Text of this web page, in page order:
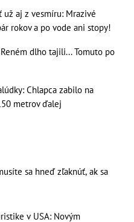
už aj z vesmíru: Mrazivé
rokov a po vode ani stopy!
Reném dlho tajili... Tomuto po
Chlapca zabilo na
metrov ďalej
sa hneď zľaknúť, ak sa
v USA: Novým